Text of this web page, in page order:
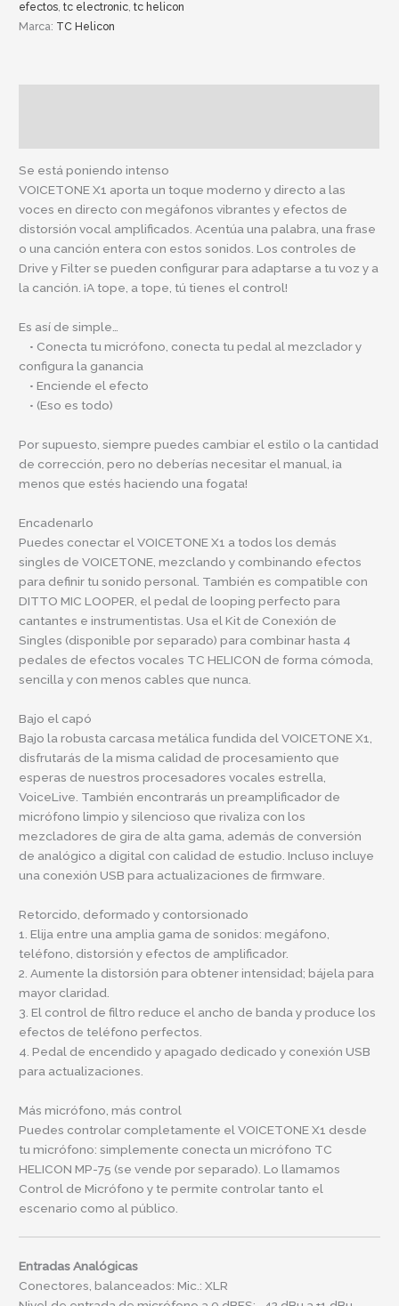
efectos ,tc electronic ,tc helicon
Marca: TC Helicon
Se está poniendo intenso
VOICETONE X1 aporta un toque moderno y directo a las
voces en directo con megáfonos vibrantes y efectos de
distorsión vocal amplificados. Acentúa una palabra, una frase
o una canción entera con estos sonidos. Los controles de
Drive y Filter se pueden configurar para adaptarse a tu voz y a
la canción. ¡A tope, a tope, tú tienes el control!
Es así de simple…
• Conecta tu micrófono, conecta tu pedal al mezclador y
configura la ganancia
• Enciende el efecto
• (Eso es todo)
Por supuesto, siempre puedes cambiar el estilo o la cantidad
de corrección, pero no deberías necesitar el manual, ¡a
menos que estés haciendo una fogata!
Encadenarlo
Puedes conectar el VOICETONE X1 a todos los demás
singles de VOICETONE, mezclando y combinando efectos
para definir tu sonido personal. También es compatible con
DITTO MIC LOOPER, el pedal de looping perfecto para
cantantes e instrumentistas. Usa el Kit de Conexión de
Singles (disponible por separado) para combinar hasta 4
pedales de efectos vocales TC HELICON de forma cómoda,
sencilla y con menos cables que nunca.
Bajo el capó
Bajo la robusta carcasa metálica fundida del VOICETONE X1,
disfrutarás de la misma calidad de procesamiento que
esperas de nuestros procesadores vocales estrella,
VoiceLive. También encontrarás un preamplificador de
micrófono limpio y silencioso que rivaliza con los
mezcladores de gira de alta gama, además de conversión
de analógico a digital con calidad de estudio. Incluso incluye
una conexión USB para actualizaciones de firmware.
Retorcido, deformado y contorsionado
1. Elija entre una amplia gama de sonidos: megáfono,
teléfono, distorsión y efectos de amplificador.
2. Aumente la distorsión para obtener intensidad; bájela para
mayor claridad.
3. El control de filtro reduce el ancho de banda y produce los
efectos de teléfono perfectos.
4. Pedal de encendido y apagado dedicado y conexión USB
para actualizaciones.
Más micrófono, más control
Puedes controlar completamente el VOICETONE X1 desde
tu micrófono: simplemente conecta un micrófono TC
HELICON MP-75 (se vende por separado). Lo llamamos
Control de Micrófono y te permite controlar tanto el
escenario como al público.
Entradas Analógicas
Conectores, balanceados: Mic.: XLR